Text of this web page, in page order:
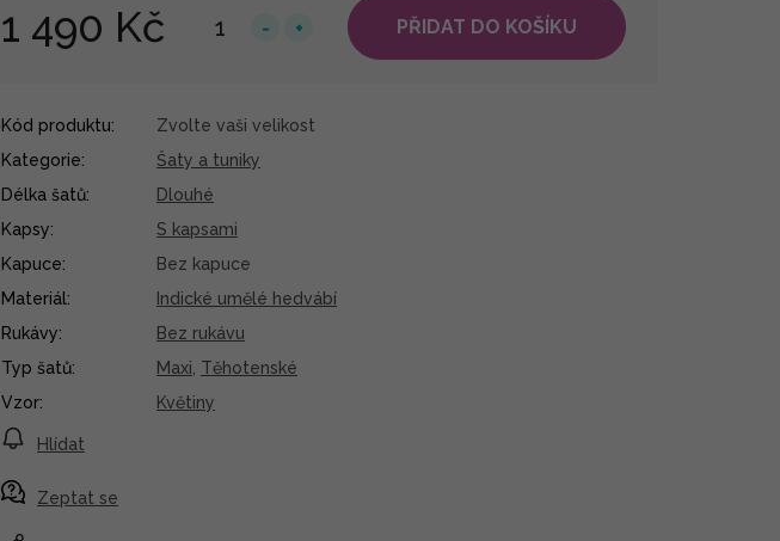
1 490 Kč PŘIDAT DO KOŠÍKU
Zeptat se
Hlídat
Kód produktu:
Zvolte vaši velikost
Kategorie:
Šaty a tuniky
Délka šatů:
Dlouhé
Kapsy:
S kapsami
Kapuce:
Bez kapuce
Materiál:
Indické umělé hedvábí
Rukávy:
Bez rukávu
Typ šatů: Maxi Těhotenské
Vzor: Květiny